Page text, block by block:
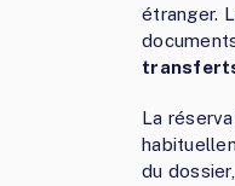
étranger.
La
du